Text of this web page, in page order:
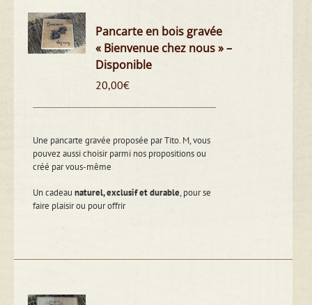
Pancarte en bois gravée
« Bienvenue chez nous » –
Disponible
20,00€
Une pancarte gravée proposée par Tito. M, vous
pouvez aussi choisir parmi nos propositions ou
créé par vous-même
Un cadeaunaturel, exclusif et durable, pour se
faire plaisir ou pour offrir